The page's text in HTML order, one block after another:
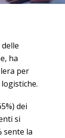
ha
per
dei
si
sente la